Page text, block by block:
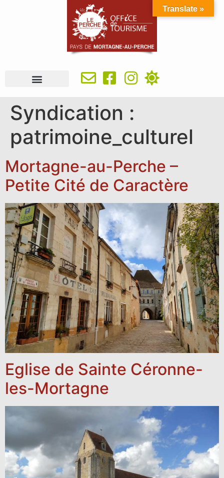
Syndication :
patrimoine_culturel
Mortagne-au-Perche –
Petite Cité de Caractère
Eglise de Sainte Céronne-
les-Mortagne
Translate »